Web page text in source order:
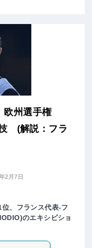
州選手権
(解説：フラ
2月7日
、フランス代表-フ
のエキシビショ